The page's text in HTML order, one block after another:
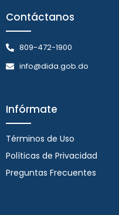
Contáctanos
809-472-1900
info@dida.gob.do
Infórmate
Términos de Uso
Políticas de Privacidad
Preguntas Frecuentes